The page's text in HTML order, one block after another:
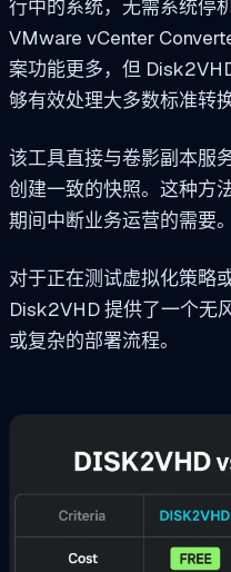
行中的系统，无需系统停
VMware vCenter
案功能更多，但
够有效处理大多数标准转换
该工具直接与卷影副本服
创建一致的快照。这种方
期间中断业务运营的需要。
对于正在测试虚拟化策略
Disk2VHD 提供了一个无
或复杂的部署流程。